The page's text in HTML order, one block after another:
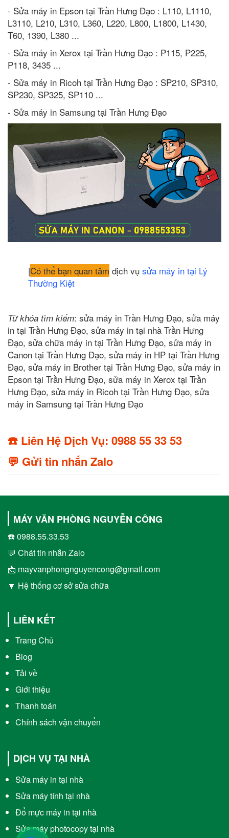
- Sửa máy in Epson tại Trần Hưng Đạo : L110, L1110,
L3110, L210, L310, L360, L220, L800, L1800, L1430,
T60, 1390, L380 ...
- Sửa máy in Xerox tại Trần Hưng Đạo : P115, P225,
P118, 3435 ...
- Sửa máy in Ricoh tại Trần Hưng Đạo : SP210, SP310,
SP230, SP325, SP110 ...
- Sửa máy in Samsung tại Trần Hưng Đạo
|Có thể bạn quan tâm dịch vụ sửa máy in tại Lý
Thường Kiệt
Từ khóa tìm kiếm: sửa máy in Trần Hưng Đạo, sửa máy
in tại Trần Hưng Đạo, sửa máy in tại nhà Trần Hưng
Đạo, sửa chữa máy in tại Trần Hưng Đạo, sửa máy in
Canon tại Trần Hưng Đạo, sửa máy in HP tại Trần Hưng
Đạo, sửa máy in Brother tại Trần Hưng Đạo, sửa máy in
Epson tại Trần Hưng Đạo, sửa máy in Xerox tại Trần
Hưng Đạo, sửa máy in Ricoh tại Trần Hưng Đạo, sửa
máy in Samsung tại Trần Hưng Đạo
☎️ Liên Hệ Dịch Vụ: 0988 55 33 53
💬 Gửi tin nhắn Zalo
MÁY VĂN PHÒNG NGUYỄN CÔNG
☎️ 0988.55.33.53
💬 Chát tin nhắn Zalo
📩 mayvanphongnguyencong@gmail.com
🔽 Hệ thống cơ sở sửa chữa
LIÊN KẾT
Trang Chủ
Blog
Tải về
Giới thiệu
Thanh toán
Chính sách vận chuyển
DỊCH VỤ TẠI NHÀ
Sửa máy in tại nhà
Sửa máy tính tại nhà
Đổ mực máy in tại nhà
Sửa máy photocopy tại nhà